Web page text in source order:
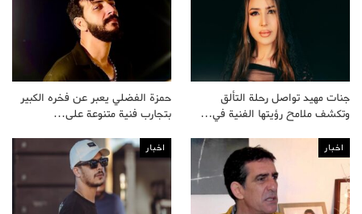
جنات مهيد تواصل رحلة التألق
وتكشف ملامح رؤيتها الفنية في…
حمزة الفضلي يعبر عن فخره الكبير
بتجارب فنية متنوعة على…
اخبار اخبار